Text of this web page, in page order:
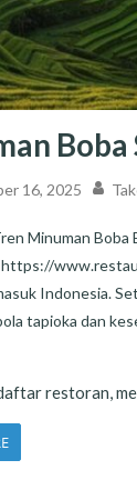
Boba
16, 2025
Minuman Boba
https://
Indonesia.
tapioka dan
restoran,